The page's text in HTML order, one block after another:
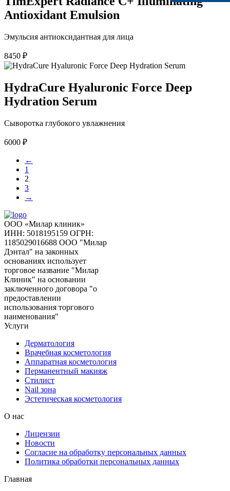
Antioxidant Emulsion
Эмульсия антиоксидантная для лица
8450 ₽
HydraCure Hyaluronic Force Deep
Hydration Serum
Сыворотка глубокого увлажнения
6000 ₽
←
1
2
3
→
ООО «Милар клиник»
ИНН: 5018195159 ОГРН:
1185029016688 ООО "Милар
Дэнтал" на законных
основаниях использует
торговое название "Милар
Клиник" на основании
заключенного договора "о
предоставлении
использования торгового
наименования"
Услуги
Дерматология
Врачебная косметология
Аппаратная косметология
Перманентный макияж
Стилист
Nail зона
Эстетическая косметология
О нас
Лицензии
Новости
Согласие на обработку персональных данных
Политика обработки персональных данных
Главная